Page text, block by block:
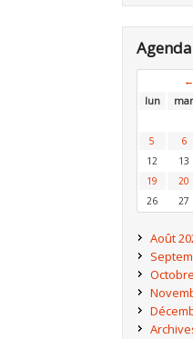
Agenda
←
lun
mar
5
6
12
13
19
20
26
27
Août